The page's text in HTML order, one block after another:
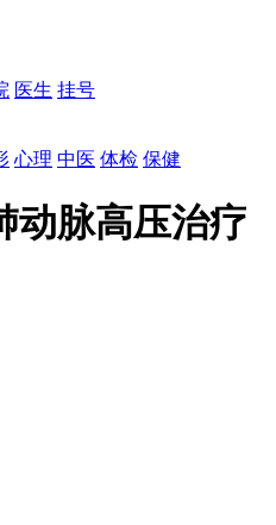
医生 挂号
心理 中医 体检 保健
动脉高压治疗